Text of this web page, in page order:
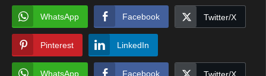
WhatsApp Facebook Twitter/X
Pinterest LinkedIn
WhatsApp Facebook Twitter/X